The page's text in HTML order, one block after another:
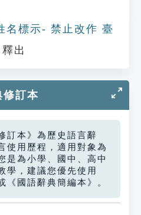
名標示- 禁止改作 臺
釋出
修訂本
訂本》為歷史語言辭
使用歷程，適用對象為
是為小學、國中、高中
學，建議您優先使用
《國語辭典簡編本》。